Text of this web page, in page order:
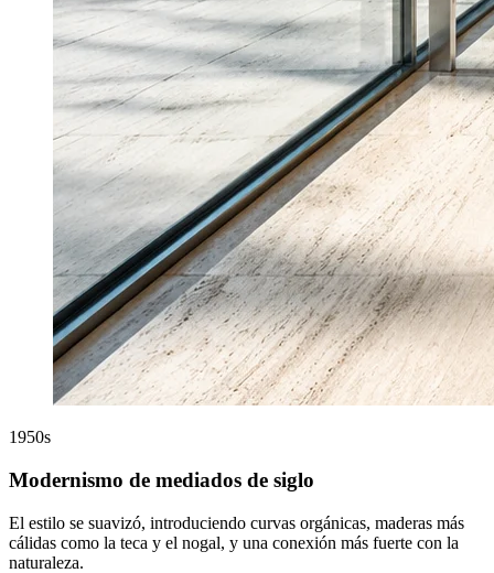
1950s
Modernismo de mediados de siglo
El estilo se suavizó, introduciendo curvas orgánicas, maderas más
cálidas como la teca y el nogal, y una conexión más fuerte con la
naturaleza.